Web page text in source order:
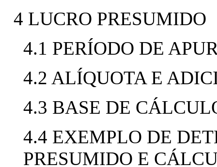
4 LUCRO PRESUMIDO
4.1 PERÍODO DE
4.2 ALÍQUOTA E
4.3 BASE DE
4.4 EXEMPLO DE
PRESUMIDO E